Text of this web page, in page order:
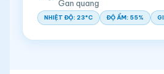
Gan quang
NHIỆT ĐỘ: 23°C ĐỘ ẨM: 55%